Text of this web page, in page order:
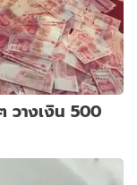
วางเงิน 500